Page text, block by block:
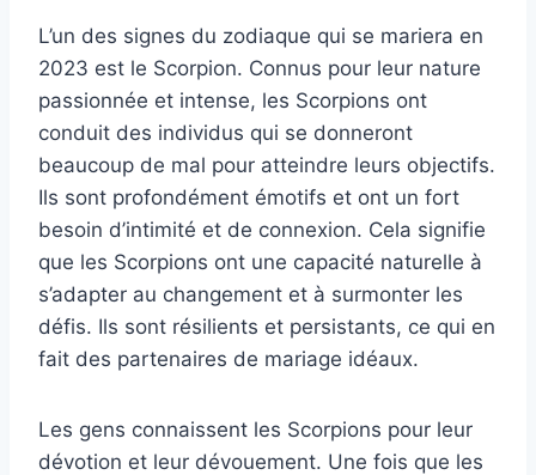
L’un des signes du zodiaque qui se mariera en
2023 est le Scorpion. Connus pour leur nature
passionnée et intense, les Scorpions ont
conduit des individus qui se donneront
beaucoup de mal pour atteindre leurs objectifs.
Ils sont profondément émotifs et ont un fort
besoin d’intimité et de connexion. Cela signifie
que les Scorpions ont une capacité naturelle à
s’adapter au changement et à surmonter les
défis. Ils sont résilients et persistants, ce qui en
fait des partenaires de mariage idéaux.
Les gens connaissent les Scorpions pour leur
dévotion et leur dévouement. Une fois que les